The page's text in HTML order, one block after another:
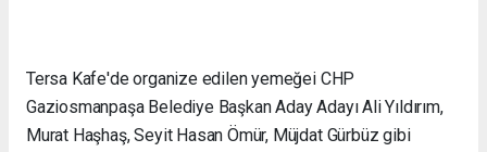
Tersa Kafe'de organize edilen yemeğei CHP
Gaziosmanpaşa Belediye Başkan Aday Adayı Ali Yıldırım,
Murat Haşhaş, Seyit Hasan Ömür, Müjdat Gürbüz gibi